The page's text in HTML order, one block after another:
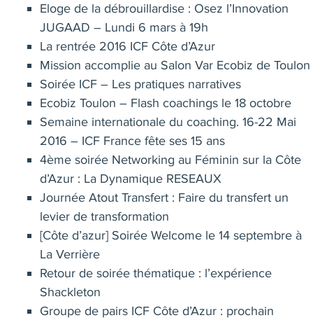
Eloge de la débrouillardise : Osez l’Innovation
JUGAAD – Lundi 6 mars à 19h
La rentrée 2016 ICF Côte d’Azur
Mission accomplie au Salon Var Ecobiz de Toulon
Soirée ICF – Les pratiques narratives
Ecobiz Toulon – Flash coachings le 18 octobre
Semaine internationale du coaching. 16-22 Mai
2016 – ICF France fête ses 15 ans
4ème soirée Networking au Féminin sur la Côte
d’Azur : La Dynamique RESEAUX
Journée Atout Transfert : Faire du transfert un
levier de transformation
[Côte d’azur] Soirée Welcome le 14 septembre à
La Verrière
Retour de soirée thématique : l’expérience
Shackleton
Groupe de pairs ICF Côte d’Azur : prochain